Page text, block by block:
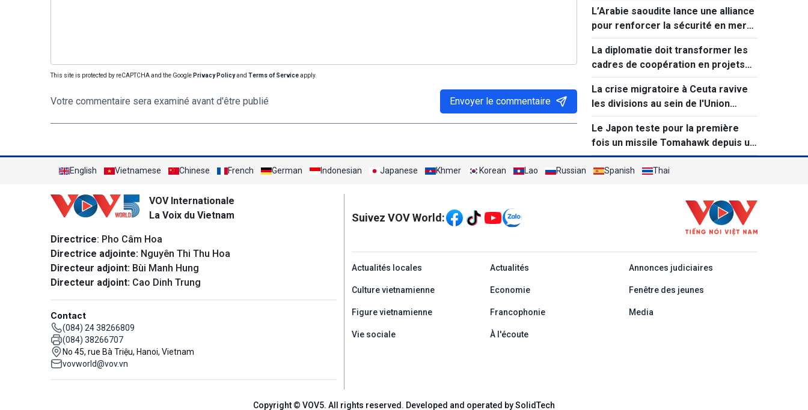
This site is protected by reCAPTCHA and the Google Privacy Policyand Terms of Serviceapply.
Votre commentaire sera examiné avant d'être publié Envoyer le commentaire
L’Arabie saoudite lance une alliance
pour renforcer la sécurité en mer
Rouge
La diplomatie doit transformer les
cadres de coopération en projets
concrets
La crise migratoire à Ceuta ravive
les divisions au sein de l'Union
européenne
Le Japon teste pour la première
fois un missile Tomahawk depuis un
destroyer
English Vietnamese Chinese French German Indonesian Japanese Khmer Korean Lao Russian Spanish Thai
VOV Internationale
La Voix du Vietnam
Directrice: Pho Câm Hoa
Directrice adjointe: Nguyên Thi Thu Hoa
Directeur adjoint: Bùi Manh Hung
Directeur adjoint: Cao Dinh Trung
Contact
(084) 24 38266809
(084) 38266707
No 45, rue Bà Triệu, Hanoi, Vietnam
vovworld@vov.vn
Mạng xã hội
Suivez VOV World:
menu footer tiếng Pháp
Actualités locales Actualités Annonces judiciaires
Culture vietnamienne Economie Fenêtre des jeunes
Figure vietnamienne Francophonie Media
Vie sociale À l'écoute
Copyright © VOV5. All rights reserved. Developed and operated by SolidTech